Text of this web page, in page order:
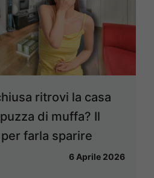
ritrovi la casa
di muffa? Il
farla sparire
6 Aprile 2026